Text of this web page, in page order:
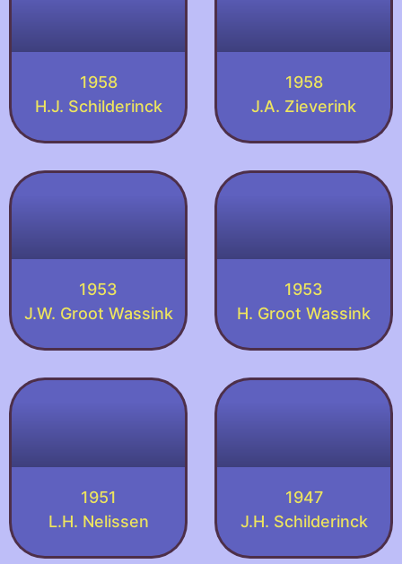
1958
H.J. Schilderinck
1958
J.A. Zieverink
1953
J.W. Groot Wassink
1953
H. Groot Wassink
1951
L.H. Nelissen
1947
J.H. Schilderinck